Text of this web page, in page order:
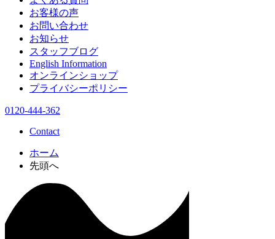
お客様の声
お問い合わせ
お知らせ
スタッフブログ
English Information
オンラインショップ
プライバシーポリシー
0120-444-362
Contact
ホーム
先頭へ